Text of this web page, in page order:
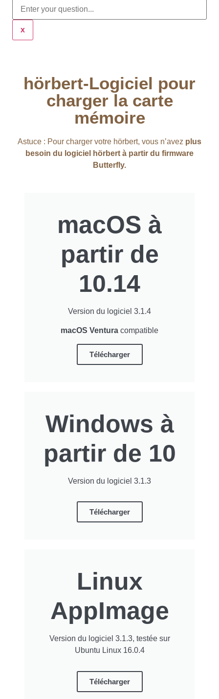
x
hörbert-Logiciel pour
charger la carte
mémoire
Astuce : Pour charger votre hörbert, vous n’avez plus
besoin du logiciel hörbert à partir du firmware
Butterfly.
macOS à
partir de
10.14
Version du logiciel 3.1.4
macOS Ventura compatible
Télécharger
Windows à
partir de 10
Version du logiciel 3.1.3
Télécharger
Linux
AppImage
Version du logiciel 3.1.3, testée sur
Ubuntu Linux 16.0.4
Télécharger